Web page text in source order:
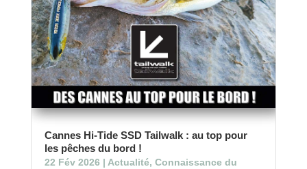
Cannes Hi-Tide SSD Tailwalk : au top pour
les pêches du bord !
22 Fév 2026 | Actualité, Connaissance du